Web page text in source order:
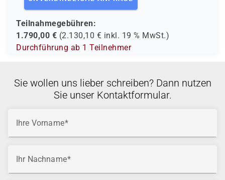
Teilnahmegebühren:
1.790,00 € (2.130,10 € inkl. 19 % MwSt.)
Durchführung ab 1 Teilnehmer
Sie wollen uns lieber schreiben? Dann nutzen
Sie unser Kontaktformular.
Ihre Vorname
Ihr Nachname